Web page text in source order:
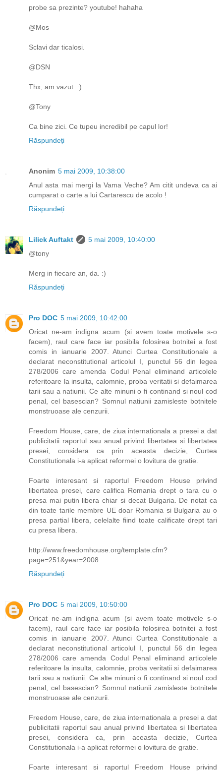
probe sa prezinte? youtube! hahaha
@Mos
Sclavi dar ticalosi.
@DSN
Thx, am vazut. :)
@Tony
Ca bine zici. Ce tupeu incredibil pe capul lor!
Răspundeți
Anonim 5 mai 2009, 10:38:00
Anul asta mai mergi la Vama Veche? Am citit undeva ca ai
cumparat o carte a lui Cartarescu de acolo !
Răspundeți
Lilick Auftakt
5 mai 2009, 10:40:00
@tony
Merg in fiecare an, da. :)
Răspundeți
Pro DOC 5 mai 2009, 10:42:00
Oricat ne-am indigna acum (si avem toate motivele s-o
facem), raul care face iar posibila folosirea botnitei a fost
comis in ianuarie 2007. Atunci Curtea Constitutionale a
declarat neconstitutional articolul I, punctul 56 din legea
278/2006 care amenda Codul Penal eliminand articolele
referitoare la insulta, calomnie, proba veritatii si defaimarea
tarii sau a natiunii. Ce alte minuni o fi continand si noul cod
penal, cel basescian? Somnul natiunii zamisleste botnitele
monstruoase ale cenzurii.
Freedom House, care, de ziua internationala a presei a dat
publicitatii raportul sau anual privind libertatea si libertatea
presei, considera ca prin aceasta decizie, Curtea
Constitutionala i-a aplicat reformei o lovitura de gratie.
Foarte interesant si raportul Freedom House privind
libertatea presei, care califica Romania drept o tara cu o
presa mai putin libera chiar si decat Bulgaria. De notat ca
din toate tarile membre UE doar Romania si Bulgaria au o
presa partial libera, celelalte fiind toate calificate drept tari
cu presa libera.
http://www.freedomhouse.org/template.cfm?
page=251&year=2008
Răspundeți
Pro DOC 5 mai 2009, 10:50:00
Oricat ne-am indigna acum (si avem toate motivele s-o
facem), raul care face iar posibila folosirea botnitei a fost
comis in ianuarie 2007. Atunci Curtea Constitutionale a
declarat neconstitutional articolul I, punctul 56 din legea
278/2006 care amenda Codul Penal eliminand articolele
referitoare la insulta, calomnie, proba veritatii si defaimarea
tarii sau a natiunii. Ce alte minuni o fi continand si noul cod
penal, cel basescian? Somnul natiunii zamisleste botnitele
monstruoase ale cenzurii.
Freedom House, care, de ziua internationala a presei a dat
publicitatii raportul sau anual privind libertatea si libertatea
presei, considera ca, prin aceasta decizie, Curtea
Constitutionala i-a aplicat reformei o lovitura de gratie.
Foarte interesant si raportul Freedom House privind